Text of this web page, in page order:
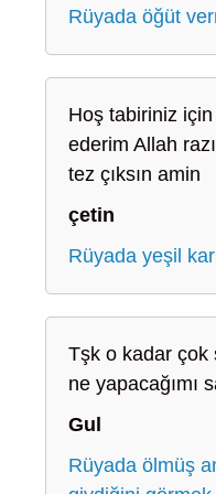
Rüyada öğüt
Hoş tabiriniz
ederim Allah
tez çıksın amin
çetin
Rüyada yeşil
Tşk o kadar çok
ne yapacağımı
Gul
Rüyada ölmüş